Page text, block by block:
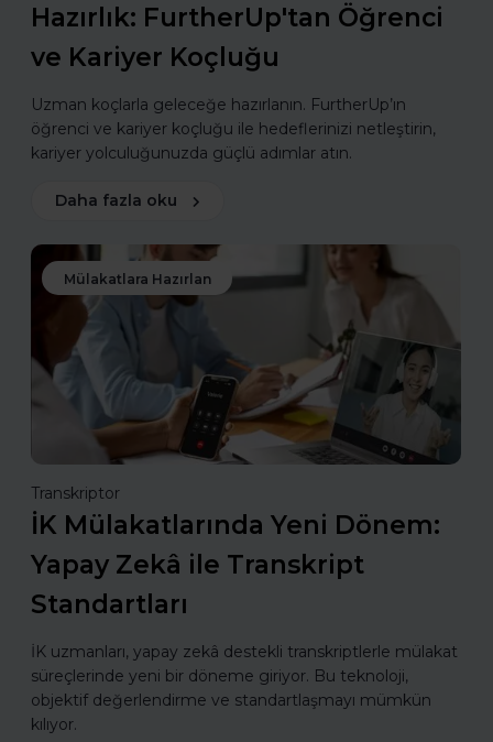
Hazırlık: FurtherUp'tan Öğrenci
ve Kariyer Koçluğu
Uzman koçlarla geleceğe hazırlanın. FurtherUp’ın
öğrenci ve kariyer koçluğu ile hedeflerinizi netleştirin,
kariyer yolculuğunuzda güçlü adımlar atın.
Daha fazla oku
Mülakatlara Hazırlan
Transkriptor
İK Mülakatlarında Yeni Dönem:
Yapay Zekâ ile Transkript
Standartları
İK uzmanları, yapay zekâ destekli transkriptlerle mülakat
süreçlerinde yeni bir döneme giriyor. Bu teknoloji,
objektif değerlendirme ve standartlaşmayı mümkün
kılıyor.